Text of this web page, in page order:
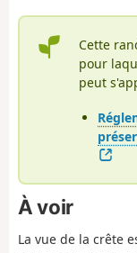
Cette
pour
peut
À voir
La vue de la crête